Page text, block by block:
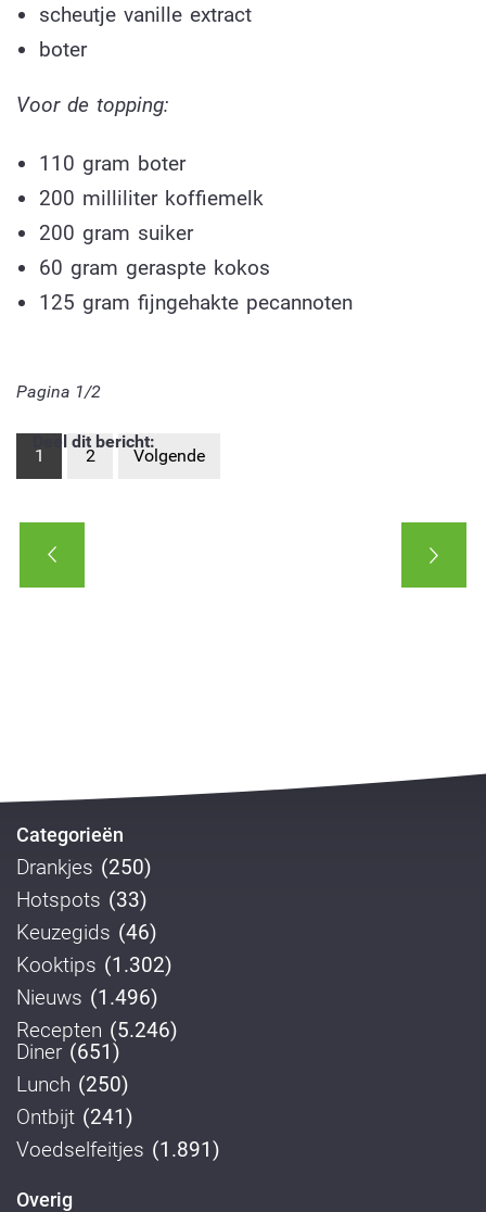
scheutje vanille extract
boter
Voor de topping:
110 gram boter
200 milliliter koffiemelk
200 gram suiker
60 gram geraspte kokos
125 gram fijngehakte pecannoten
Pagina 1/2
1 2 Volgende
Deel dit bericht:
Categorieën
Drankjes (250)
Hotspots (33)
Keuzegids (46)
Kooktips (1.302)
Nieuws (1.496)
Recepten (5.246)
Diner (651)
Lunch (250)
Ontbijt (241)
Voedselfeitjes (1.891)
Overig